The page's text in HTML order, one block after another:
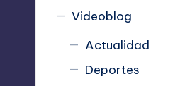
Videoblog
Actualidad
Deportes